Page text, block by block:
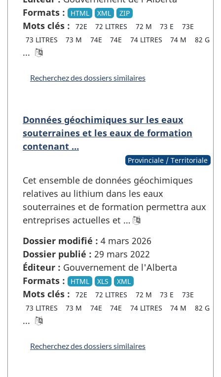
Formats :
HTML XML ZIP
Mots clés : 72E 72 LITRES 72 M 73 E
73E
73 LITRES
73 M 74E 74E 74 LITRES 74 M 82 G
...
Recherchez des dossiers similaires
Données géochimiques sur les eaux
souterraines et les eaux de formation
contenant …
Provinciale / Territoriale
Cet ensemble de données géochimiques
relatives au lithium dans les eaux
souterraines et de formation permettra aux
entreprises actuelles et …
Dossier modifié : 4 mars 2026
Dossier publié : 29 mars 2022
Éditeur : Gouvernement de l'Alberta
Formats :
HTML XLS XML
Mots clés : 72E 72 LITRES 72 M 73 E
73E
73 LITRES
73 M 74E 74E 74 LITRES 74 M 82 G
...
Recherchez des dossiers similaires